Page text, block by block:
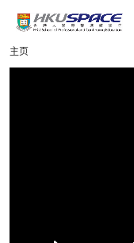
content
Main
content
主页